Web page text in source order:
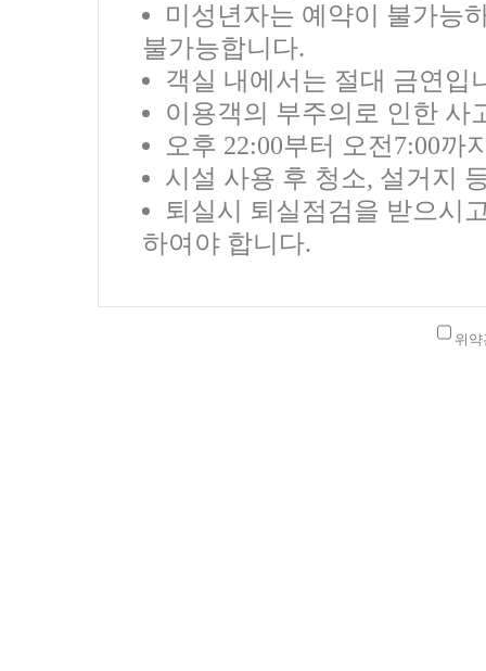
미성년자는 예약이 불가능
불가능합니다.
객실 내에서는 절대 금연입
이용객의 부주의로 인한 사
오후 22:00부터 오전7:00까
시설 사용 후 청소, 설거지
퇴실시 퇴실점검을 받으시
하여야 합니다.
위